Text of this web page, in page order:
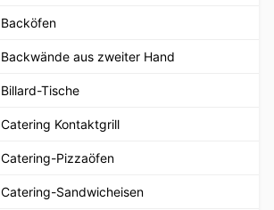
Backöfen
Backwände aus zweiter Hand
Billard-Tische
Catering Kontaktgrill
Catering-Pizzaöfen
Catering-Sandwicheisen